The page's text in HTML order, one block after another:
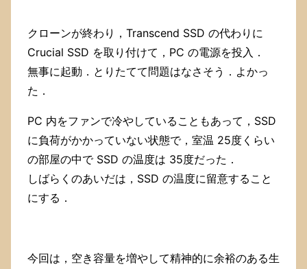
た．
クローンが終わり，Transcend SSD の代わりに
Crucial SSD を取り付けて，PC の電源を投入．
無事に起動．とりたてて問題はなさそう．よかっ
た．
PC 内をファンで冷やしていることもあって，SSD
に負荷がかかっていない状態で，室温 25度くらい
の部屋の中で SSD の温度は 35度だった．
しばらくのあいだは，SSD の温度に留意すること
にする．
今回は，空き容量を増やして精神的に余裕のある生